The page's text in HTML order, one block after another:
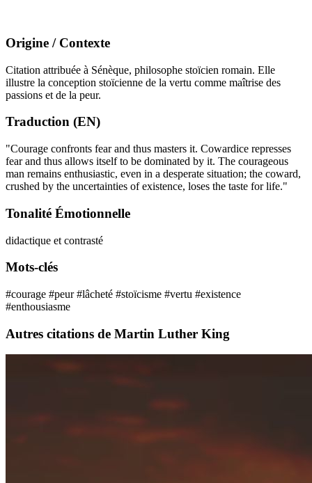
Origine / Contexte
Citation attribuée à Sénèque, philosophe stoïcien romain. Elle
illustre la conception stoïcienne de la vertu comme maîtrise des
passions et de la peur.
Traduction (EN)
"Courage confronts fear and thus masters it. Cowardice represses
fear and thus allows itself to be dominated by it. The courageous
man remains enthusiastic, even in a desperate situation; the coward,
crushed by the uncertainties of existence, loses the taste for life."
Tonalité Émotionnelle
didactique et contrasté
Mots-clés
#courage #peur#lâcheté #stoïcisme #vertu #existence
#enthousiasme
Autres citations de Martin Luther King